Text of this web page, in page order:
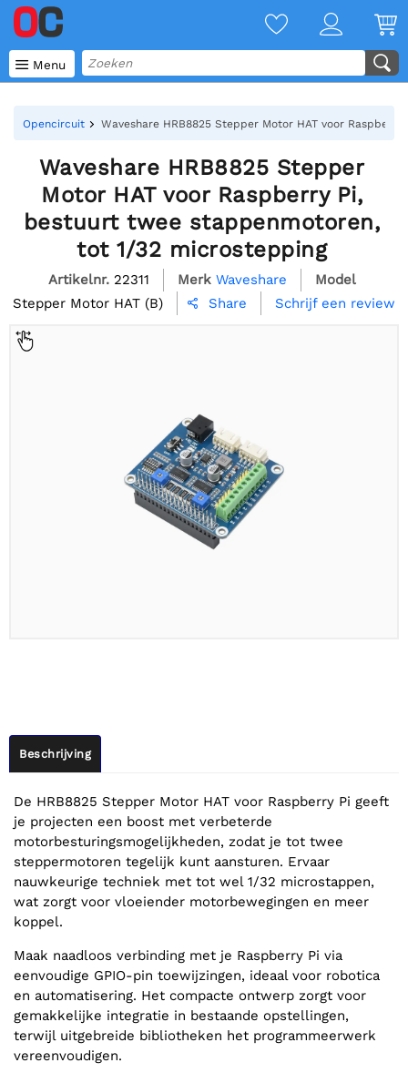
 Menu
Opencircuit Waveshare HRB8825 Stepper Motor HAT voor
Waveshare HRB8825 Stepper
Motor HAT voor Raspberry Pi,
bestuurt twee stappenmotoren,
tot 1/32 microstepping
Artikelnr. 22311 Merk Waveshare
Model
Stepper Motor HAT (B)
 Share Schrijf een review
Beschrijving
De HRB8825 Stepper Motor HAT voor Raspberry Pi geeft
je projecten een boost met verbeterde
motorbesturingsmogelijkheden, zodat je tot twee
steppermotoren tegelijk kunt aansturen. Ervaar
nauwkeurige techniek met tot wel 1/32 microstappen,
wat zorgt voor vloeiender motorbewegingen en meer
koppel.
Maak naadloos verbinding met je Raspberry Pi via
eenvoudige GPIO-pin toewijzingen, ideaal voor robotica
en automatisering. Het compacte ontwerp zorgt voor
gemakkelijke integratie in bestaande opstellingen,
terwijl uitgebreide bibliotheken het programmeerwerk
vereenvoudigen.